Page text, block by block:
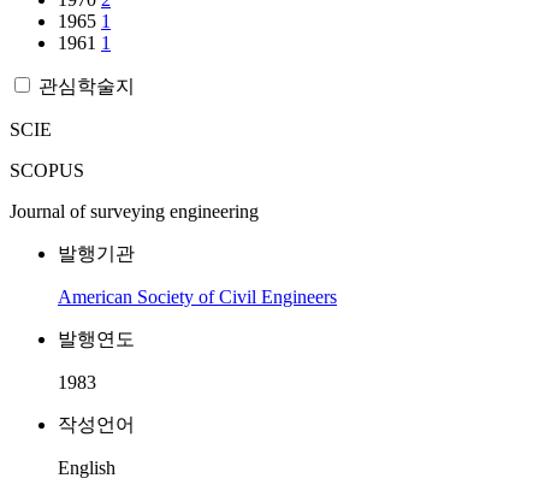
1965 1
1961 1
관심학술지
SCIE
SCOPUS
Journal of surveying engineering
발행기관
American Society of Civil Engineers
발행연도
1983
작성언어
English